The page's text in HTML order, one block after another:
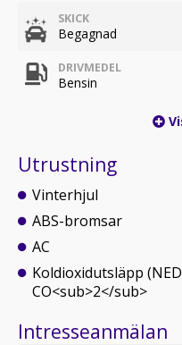
SKICK
Begagnad
DRIVMEDEL
Bensin
Utrustning
Vinterhjul
ABS-bromsar
AC
Koldioxidutsläpp
CO<sub>2</sub>
Intresseanmälan